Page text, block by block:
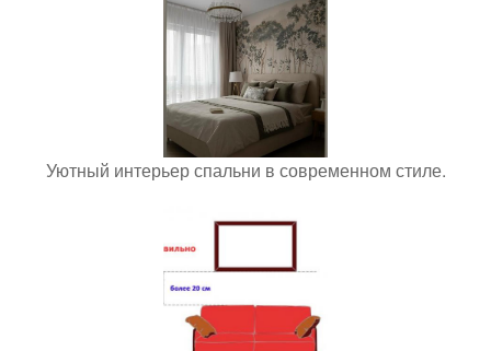
Уютный интерьер спальни в современном стиле.